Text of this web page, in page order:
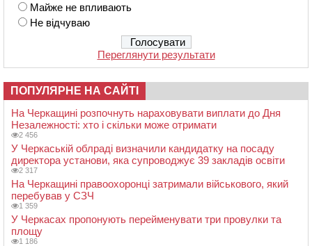
Майже не впливають
Не відчуваю
Переглянути результати
ПОПУЛЯРНЕ НА САЙТІ
На Черкащині розпочнуть нараховувати виплати до Дня
Незалежності: хто і скільки може отримати
2 456
У Черкаській облраді визначили кандидатку на посаду
директора установи, яка супроводжує 39 закладів освіти
2 317
На Черкащині правоохоронці затримали військового, який
перебував у СЗЧ
1 359
У Черкасах пропонують перейменувати три провулки та
площу
1 186